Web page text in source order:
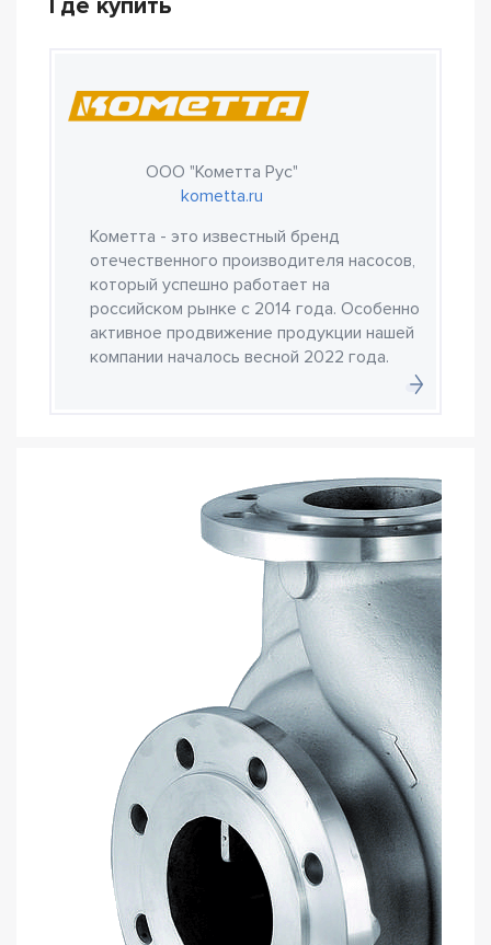
Где купить
ООО "Кометта Рус"
kometta.ru
Кометта - это известный бренд
отечественного производителя насосов,
который успешно работает на
российском рынке с 2014 года. Особенно
активное продвижение продукции нашей
компании началось весной 2022 года.